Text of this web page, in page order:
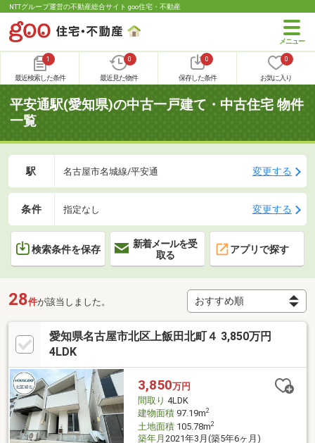
NTTグループ運営の不動産総合サイト goo住宅・不動産
1
最近検索した条件
0
最近見た物件
0
保存した条件
0
お気に入り
平安通駅(愛知県)の中古一戸建て・中古住宅 物件
一覧
駅 名古屋市名城線/平安通 変更する
条件 指定なし 変更する
検索条件を保存
新着メールを受
取る
アプリで探す
28件が該当しました。
愛知県名古屋市北区上飯田北町４ 3,850万円
4LDK
3,850万円
間取り 4LDK
建物面積97.19m2
土地面積105.78m2
築年月 2021年3月(築5年6ヶ月)